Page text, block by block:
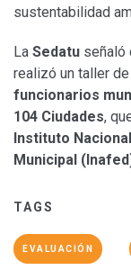
sustentabilidad
La Sedatu señaló
realizó un taller
funcionarios
104 Ciudades,
Instituto
Municipal
TAGS
EVALUACIÓN